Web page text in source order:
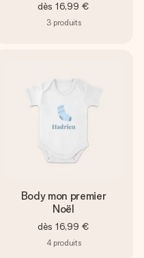
dès 16,99 €
3 produits
Body mon premier
Noël
dès 16,99 €
4 produits